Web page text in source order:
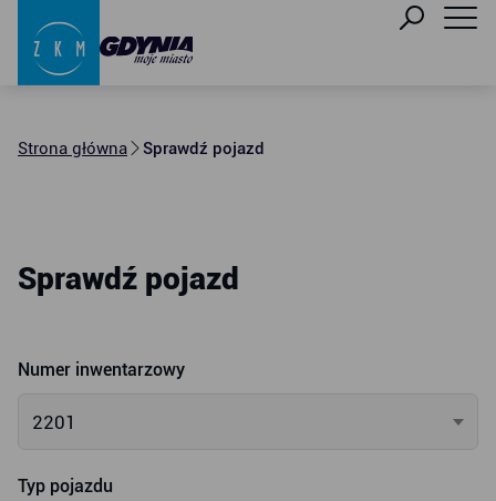
Strona główna Sprawdź pojazd
Sprawdź pojazd
Numer inwentarzowy
2201
Typ pojazdu